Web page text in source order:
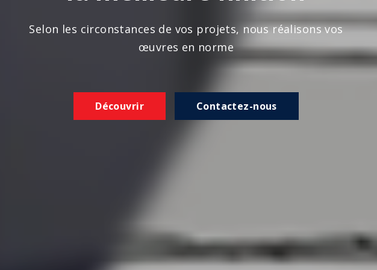
les circonstances de vos projets, nous réalisons vos
œuvres en norme
Contactez-nous